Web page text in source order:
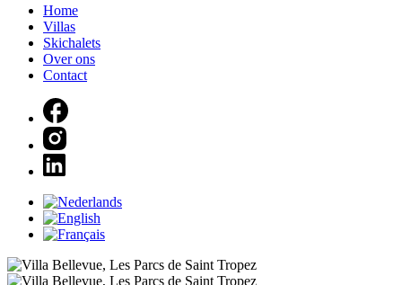
Home
Villas
Skichalets
Over ons
Contact